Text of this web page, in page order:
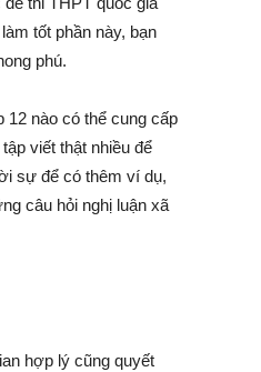
tốt phần này, bạn
phú.
nào có thể cung cấp
viết thật nhiều để
sự để có thêm ví dụ,
câu hỏi nghị luận xã
hợp lý cũng quyết